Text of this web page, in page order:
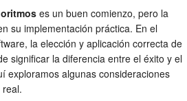
es un buen comienzo, pero la
su implementación práctica. En el
la elección y aplicación correcta de
significar la diferencia entre el éxito y el
exploramos algunas consideraciones